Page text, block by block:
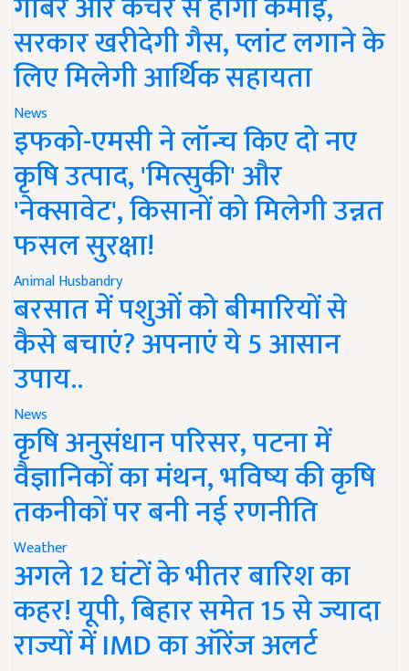
सरकार खरीदेगी गैस, प्लांट लगाने के
लिए मिलेगी आर्थिक सहायता
News
इफको-एमसी ने लॉन्च किए दो नए
कृषि उत्पाद, 'मित्सुकी' और
'नेक्सावेट', किसानों को मिलेगी उन्नत
फसल सुरक्षा!
Animal Husbandry
बरसात में पशुओं को बीमारियों से
कैसे बचाएं? अपनाएं ये 5 आसान
उपाय..
News
कृषि अनुसंधान परिसर, पटना में
वैज्ञानिकों का मंथन, भविष्य की कृषि
तकनीकों पर बनी नई रणनीति
Weather
अगले 12 घंटों के भीतर बारिश का
कहर! यूपी, बिहार समेत 15 से ज्यादा
राज्यों में IMD का ऑरेंज अलर्ट